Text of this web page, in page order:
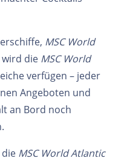
MSC World
wird die MSC World
verfügen – jeder
Angeboten und
an Bord noch
MSC World Atlantic